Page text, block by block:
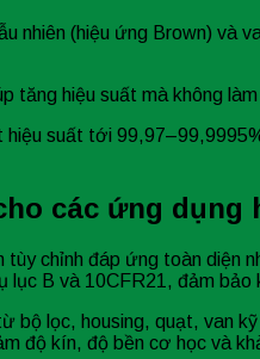
nhiên (hiệu ứng Brown) và
tăng hiệu suất mà không
suất tới
các ứng dụng
tùy chỉnh đáp ứng toàn
lục B và 10CFR21, đảm
bộ lọc, housing, quạt, van
độ kín, độ bền cơ học và